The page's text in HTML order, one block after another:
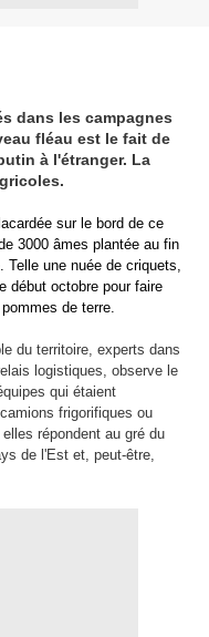
dans les campagnes
fléau est le fait de
à l'étranger. La
sur le bord de ce
3000 âmes plantée au fin
Telle une nuée de criquets,
début octobre pour faire
de terre.
du territoire, experts dans
logistiques, observe le
qui étaient
frigorifiques ou
répondent au gré du
de l'Est et, peut-être,